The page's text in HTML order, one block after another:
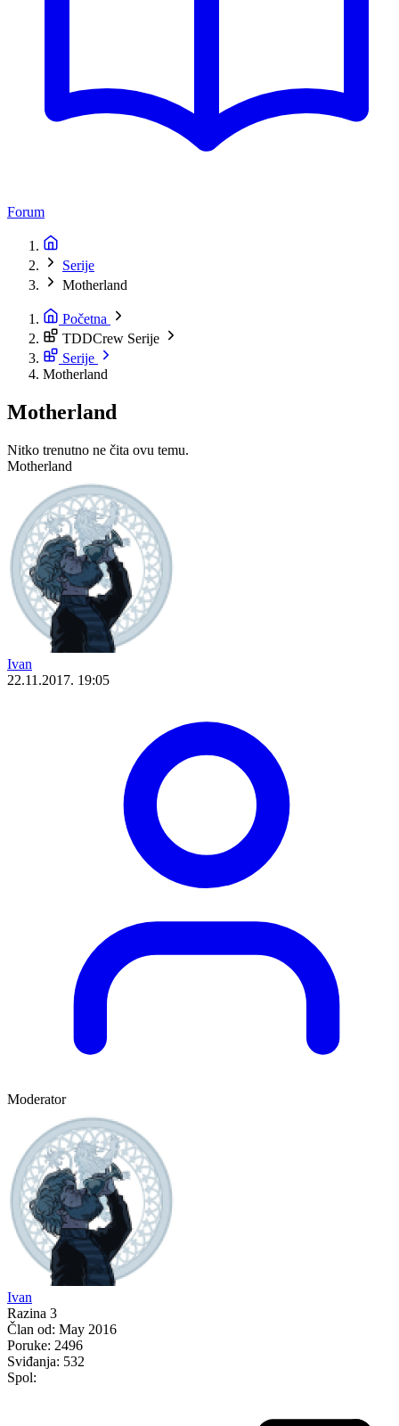
Forum
Serije
Motherland
Početna
TDDCrew Serije
Serije
Motherland
Motherland
Nitko trenutno ne čita ovu temu.
Motherland
Ivan
22.11.2017. 19:05
Moderator
Ivan
Razina 3
Član od: May 2016
Poruke: 2496
Sviđanja: 532
Spol: